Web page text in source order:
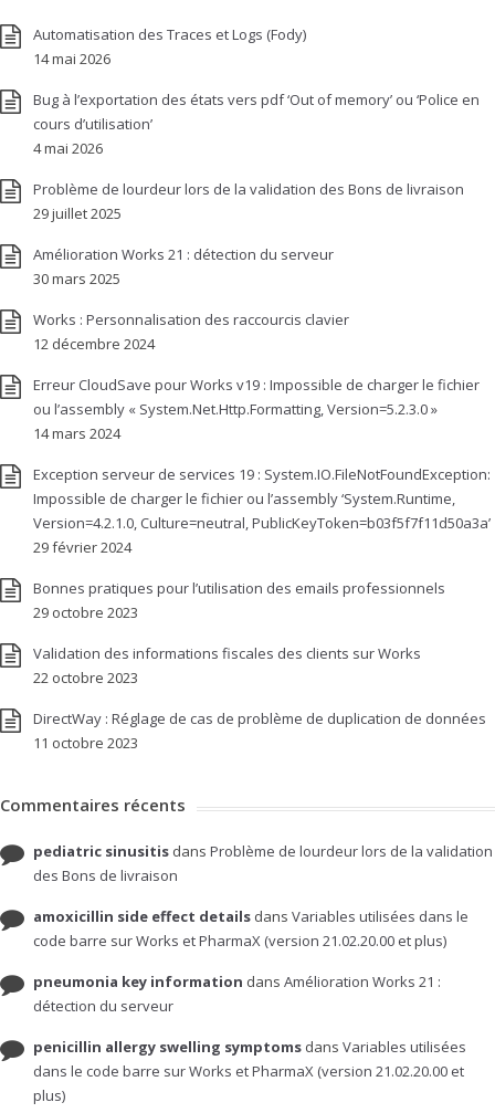
Automatisation des Traces et Logs (Fody)
14 mai 2026
Bug à l’exportation des états vers pdf ‘Out of memory’ ou ‘Police en
cours d’utilisation’
4 mai 2026
Problème de lourdeur lors de la validation des Bons de livraison
29 juillet 2025
Amélioration Works 21 : détection du serveur
30 mars 2025
Works : Personnalisation des raccourcis clavier
12 décembre 2024
Erreur CloudSave pour Works v19 : Impossible de charger le fichier
ou l’assembly « System.Net.Http.Formatting, Version=5.2.3.0 »
14 mars 2024
Exception serveur de services 19 : System.IO.FileNotFoundException:
Impossible de charger le fichier ou l’assembly ‘System.Runtime,
Version=4.2.1.0, Culture=neutral, PublicKeyToken=b03f5f7f11d50a3a’
29 février 2024
Bonnes pratiques pour l’utilisation des emails professionnels
29 octobre 2023
Validation des informations fiscales des clients sur Works
22 octobre 2023
DirectWay : Réglage de cas de problème de duplication de données
11 octobre 2023
Commentaires récents
pediatric sinusitis dans Problème de lourdeur lors de la validation
des Bons de livraison
amoxicillin side effect details dans Variables utilisées dans le
code barre sur Works et PharmaX (version 21.02.20.00 et plus)
pneumonia key information dans Amélioration Works 21 :
détection du serveur
penicillin allergy swelling symptoms dans Variables utilisées
dans le code barre sur Works et PharmaX (version 21.02.20.00 et
plus)